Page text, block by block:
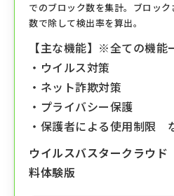
でのブロック数を集計。ブロッ
数で除して検出率を算出。
【主な機能】※全ての機能
・ウイルス対策
・ネット詐欺対策
・プライバシー保護
・保護者による使用制限
ウイルスバスタークラウ
料体験版